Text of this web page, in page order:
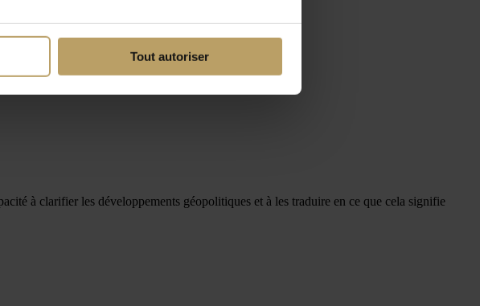
Tout autoriser
à clarifier les développements géopolitiques et à les traduire en ce que cela signifie